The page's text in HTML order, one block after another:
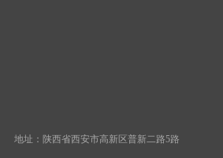
地址：陕西省西安市高新区普新二路5路